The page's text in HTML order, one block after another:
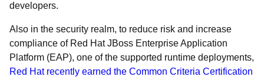
developers.
Also in the security realm, to reduce risk and increase
compliance of Red Hat JBoss Enterprise Application
Platform (EAP), one of the supported runtime deployments,
Red Hat recently earned the Common Criteria Certification